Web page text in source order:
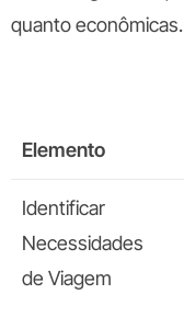
quanto econômicas.
Elemento
Identificar
Necessidades
de Viagem